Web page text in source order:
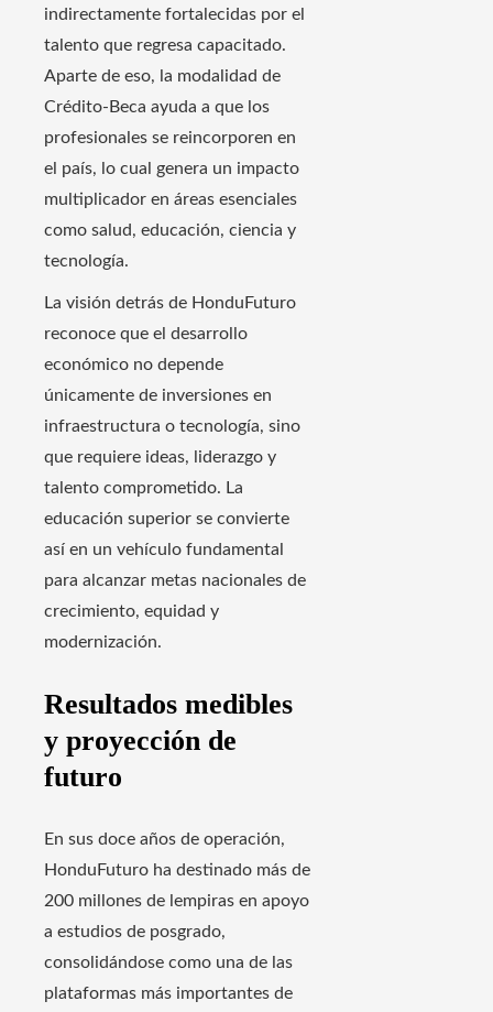
indirectamente fortalecidas por el
talento que regresa capacitado.
Aparte de eso, la modalidad de
Crédito-Beca ayuda a que los
profesionales se reincorporen en
el país, lo cual genera un impacto
multiplicador en áreas esenciales
como salud, educación, ciencia y
tecnología.
La visión detrás de HonduFuturo
reconoce que el desarrollo
económico no depende
únicamente de inversiones en
infraestructura o tecnología, sino
que requiere ideas, liderazgo y
talento comprometido. La
educación superior se convierte
así en un vehículo fundamental
para alcanzar metas nacionales de
crecimiento, equidad y
modernización.
Resultados medibles
y proyección de
futuro
En sus doce años de operación,
HonduFuturo ha destinado más de
200 millones de lempiras en apoyo
a estudios de posgrado,
consolidándose como una de las
plataformas más importantes de